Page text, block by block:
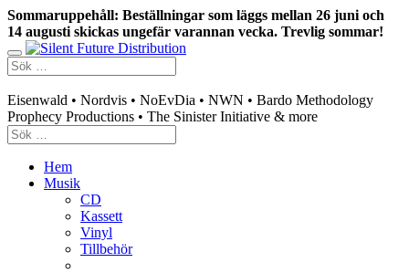
Sommaruppehåll: Beställningar som läggs mellan 26 juni och
14 augusti skickas ungefär varannan vecka. Trevlig sommar!
Eisenwald • Nordvis • NoEvDia • NWN • Bardo Methodology
Prophecy Productions • The Sinister Initiative & more
Hem
Musik
CD
Kassett
Vinyl
Tillbehör